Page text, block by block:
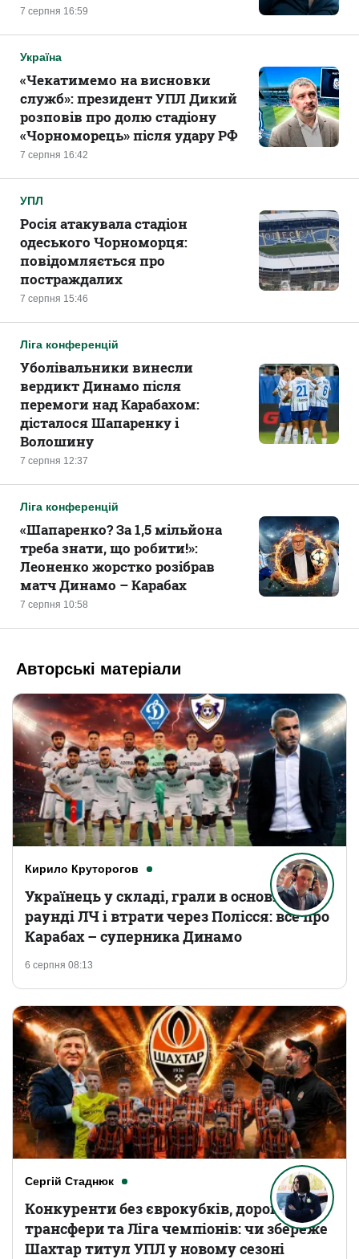
7 серпня 16:59
Україна
7 серпня 16:42
«Чекатимемо на висновки
служб»: президент УПЛ Дикий
розповів про долю стадіону
«Чорноморець» після удару РФ
УПЛ
7 серпня 15:46
Росія атакувала стадіон
одеського Чорноморця:
повідомляється про
постраждалих
Ліга конференцій
7 серпня 12:37
Уболівальники винесли
вердикт Динамо після
перемоги над Карабахом:
дісталося Шапаренку і
Волошину
Ліга конференцій
7 серпня 10:58
«Шапаренко? За 1,5 мільйона
треба знати, що робити!»:
Леоненко жорстко розібрав
матч Динамо – Карабах
Авторські матеріали
Кирило Круторогов
6 серпня 08:13
Українець у складі, грали в основному
раунді ЛЧ і втрати через Полісся: все про
Карабах – суперника Динамо
Сергій Стаднюк
Конкуренти без єврокубків, дорогі
трансфери та Ліга чемпіонів: чи збереже
Шахтар титул УПЛ у новому сезоні